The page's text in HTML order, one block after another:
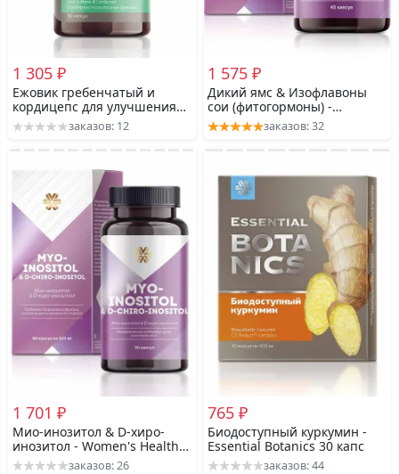
1 305 ₽
Ежовик гребенчатый и
кордицепс для улучшения
когнитивных функций 90
капс
заказов: 12
1 575 ₽
Дикий ямс & Изофлавоны
сои (фитогормоны) -
Women's Health 45 капс
заказов: 32
1 701 ₽
Мио-инозитол & D-хиро-
инозитол - Women's Health
90 капс
заказов: 26
765 ₽
Биодоступный куркумин -
Essential Botanics 30 капс
заказов: 44